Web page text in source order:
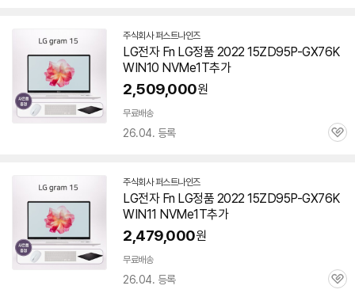
주식회사 퍼스트나인즈네
이
버
페
이
LG전자 Fn LG정품 2022 15ZD95P-GX76K
WIN10 NVMe1T추가
2,509,000원
무료배송
26.04. 등록
관
주식회사 퍼스트나인즈네
이
버
페
이
LG전자 Fn LG정품 2022 15ZD95P-GX76K
WIN11 NVMe1T추가
2,479,000원
무료배송
26.04. 등록
관